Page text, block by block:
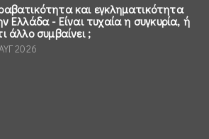
και εγκληματικότητα
Ελλάδα - Είναι τυχαία η συγκυρία, ή
άλλο συμβαίνει ;
2026